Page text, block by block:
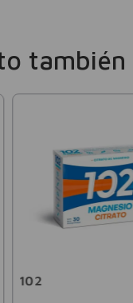
102